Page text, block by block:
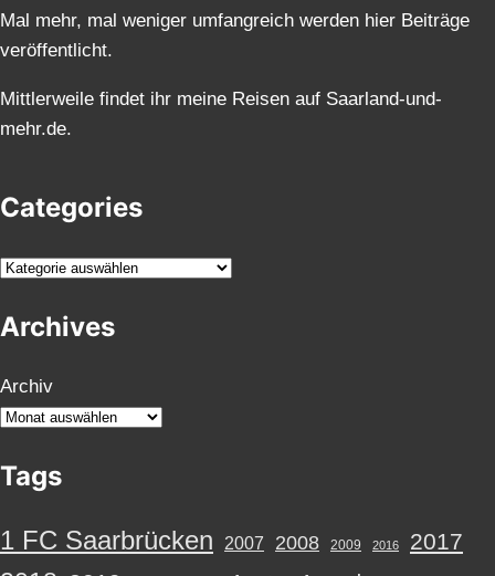
Mal mehr, mal weniger umfangreich werden hier Beiträge
veröffentlicht.
Mittlerweile findet ihr meine Reisen auf Saarland-und-
mehr.de.
Categories
K
t
g
o
i
n
Archives
Archiv
Tags
1 FC Saarbrücken 2007 2008 2009 2016 2017